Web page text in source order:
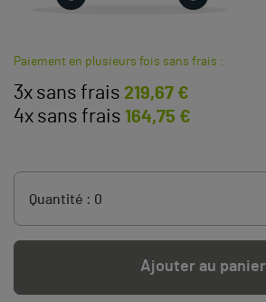
Paiement en plusieurs fois sans frais :
3x sans frais 219,67 €
4x sans frais 164,75 €
Ajouter au panier